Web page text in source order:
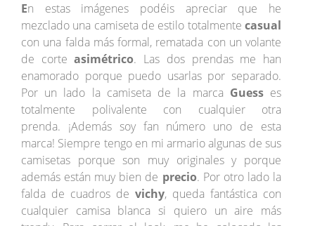
En estas imágenes podéis apreciar que he
mezclado una camiseta de estilo totalmentecasual
con una falda más formal, rematada con un volante
de corteasimétrico. Las dos prendas me han
enamorado porque puedo usarlas por separado.
Por un lado la camiseta de la marca Guess es
totalmente polivalente con cualquier otra
prenda. ¡Además soy fan número uno de esta
marca! Siempre tengo en mi armario algunas de sus
camisetas porque son muy originales y porque
además están muy bien de precio. Por otro lado la
falda de cuadros devichy, queda fantástica con
cualquier camisa blanca si quiero un aire más